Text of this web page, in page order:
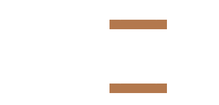
prev next
prev next